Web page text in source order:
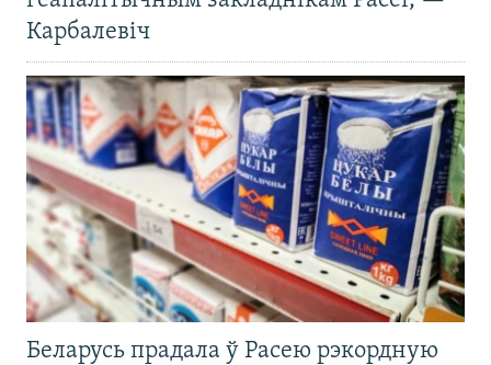
Карбалевіч
Беларусь прадала ў Расею рэкордную